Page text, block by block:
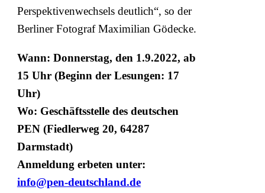
Perspektivenwechsels deutlich“, so der
Berliner Fotograf Maximilian Gödecke.
Wann: Donnerstag, den 1.9.2022, ab
15 Uhr (Beginn der Lesungen: 17
Uhr)
Wo: Geschäftsstelle des deutschen
PEN (Fiedlerweg 20, 64287
Darmstadt)
Anmeldung erbeten unter:
info@pen-deutschland.de